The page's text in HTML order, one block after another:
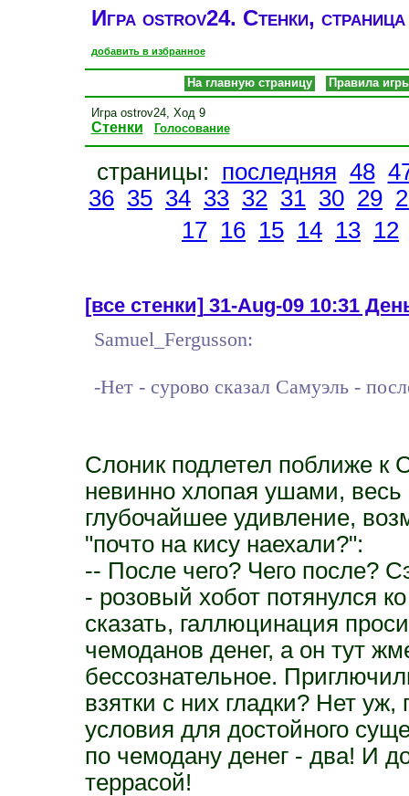
Игра ostrov24. Стенки,
добавить в избранное
На главную страницу Правила
Игра ostrov24, Ход 9
Стенки Голосование
страницы: последняя 48
36 35 34 33 32 31 30 29
17 16 15 14 13 12
[все стенки]31-Aug-09 10:31
Samuel_Fergusson:
-Нет - сурово сказал Самуэль -
Слоник подлетел поближе к
невинно хлопая ушами,
глубочайшее удивление,
"почто на кису наехали?":
-- После чего? Чего после?
- розовый хобот потянулся
сказать, галлюцинация
чемоданов денег, а он тут
бессознательное.
взятки с них гладки? Нет
условия для достойного
по чемодану денег - два! И
террасой!